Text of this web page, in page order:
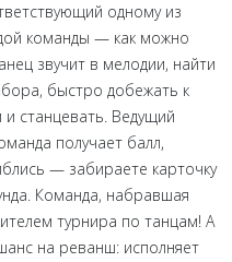
одному из
команды — как можно
звучит в мелодии, найти
быстро добежать к
станцевать. Ведущий
получает балл,
— забираете карточку
Команда, набравшая
турнира по танцам! А
на реванш: исполняет